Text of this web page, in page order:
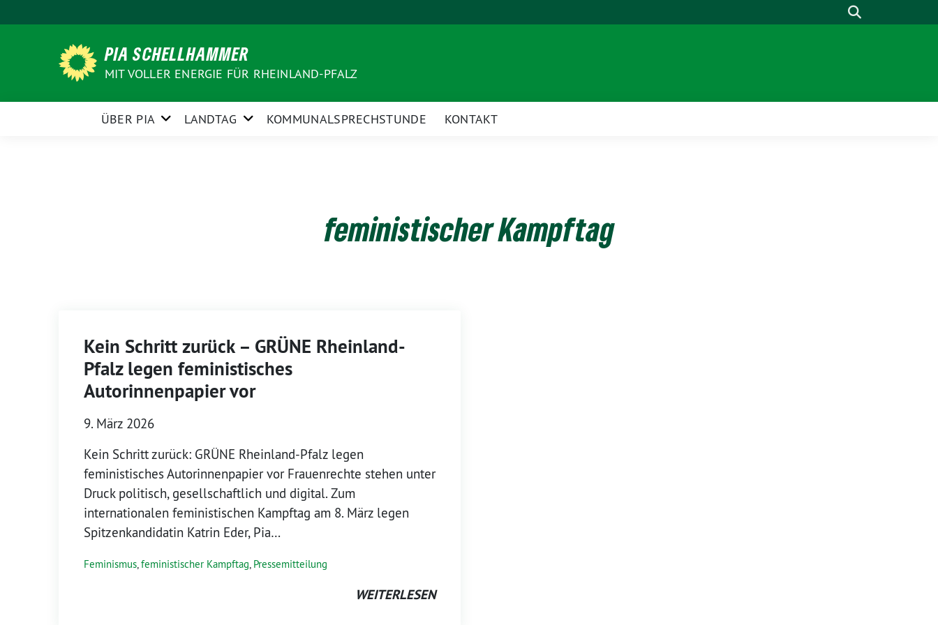
zum
PIA SCHELLHAMMER
MIT VOLLER ENERGIE FÜR RHEINLAND-PFALZ
ÜBER PIA LANDTAG KOMMUNALSPRECHSTUNDE KONTAKT
feministischer Kampftag
Kein Schritt zurück – GRÜNE Rheinland-
Pfalz legen feministisches
Autorinnenpapier vor
9. März 2026
Kein Schritt zurück: GRÜNE Rheinland-Pfalz legen
feministisches Autorinnenpapier vor Frauenrechte stehen unter
Druck politisch, gesellschaftlich und digital. Zum
internationalen feministischen Kampftag am 8. März legen
Spitzenkandidatin Katrin Eder, Pia…
Feminismus,feministischer Kampftag, Pressemitteilung
WEITERLESEN